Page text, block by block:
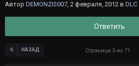
Автор DEMONZIS007, 2 февраля, 2012 в DLC
Ответить
НАЗАД Страница 5 из 71